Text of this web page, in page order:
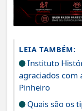
LEIA TAMBÉM:
Instituto
agraciados com
Pinheiro
Quais são os